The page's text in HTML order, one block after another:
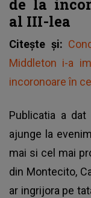
de la
al III-lea
Citește și:
Middleton i-a
incoronoare în
Publicatia a
ajunge la
mai si cel mai
din Montecito,
ar ingrijora pe